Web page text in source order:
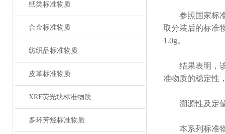
纸类标准物质
合金标准物质
纺织品标准物质
皮革标准物质
XRF荧光块标准物质
多环芳烃标准物质
参照国家标准
取分装后的标准
1.0g。
结果表明，该
准物质的稳定性
溯源性及定
本系列标准物